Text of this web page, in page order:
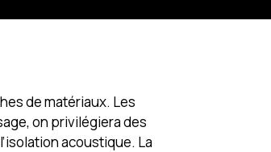
de matériaux. Les
on privilégiera des
acoustique. La